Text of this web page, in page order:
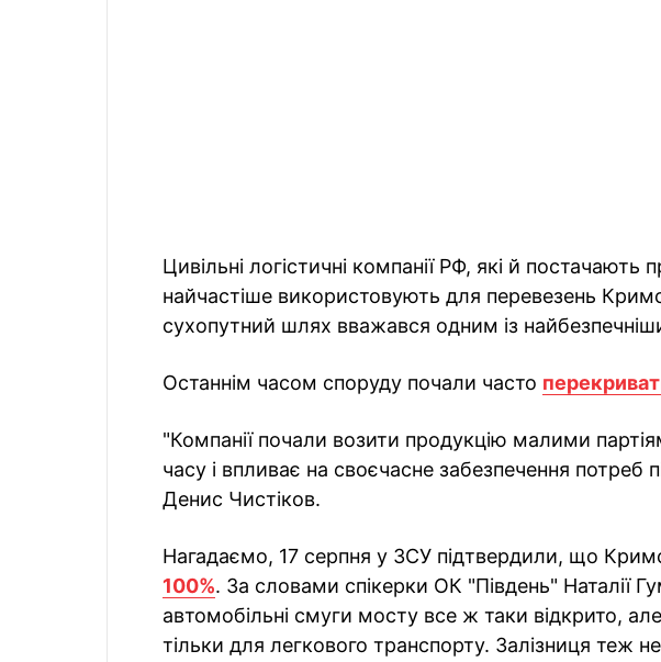
Цивільні логістичні компанії РФ, які й
найчастіше використовують для перевезень
сухопутний шлях вважався одним із
Останнім часом споруду почали часто
"Компанії почали возити продукцію малими
часу і впливає на своєчасне забезпечення потреб
Денис Чистiков.
Нагадаємо, 17 серпня у ЗСУ підтвердили, що
100%. За словами спікерки ОК "Південь" Наталії
автомобільні смуги мосту все ж таки відкрито,
тільки для легкового транспорту. Залізниця теж